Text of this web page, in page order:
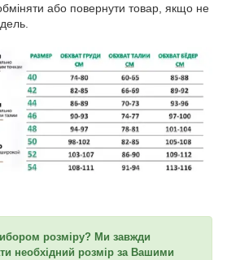
або повернути товар, якщо не
розміру? Ми завжди
необхідний розмір за Вашими